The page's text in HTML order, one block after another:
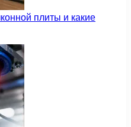
плиты и какие